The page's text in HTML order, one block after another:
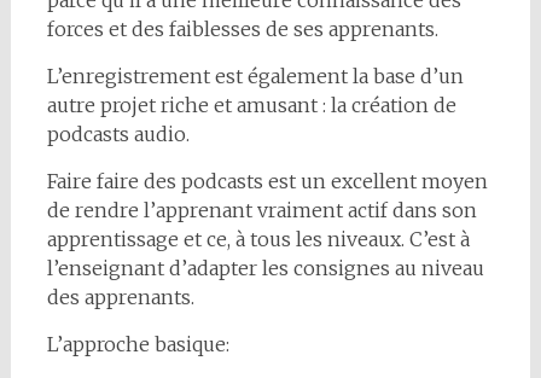
forces et des faiblesses de ses apprenants.
L’enregistrement est également la base d’un
autre projet riche et amusant : la création de
podcasts audio.
Faire faire des podcasts est un excellent moyen
de rendre l’apprenant vraiment actif dans son
apprentissage et ce, à tous les niveaux. C’est à
l’enseignant d’adapter les consignes au niveau
des apprenants.
L’approche basique: